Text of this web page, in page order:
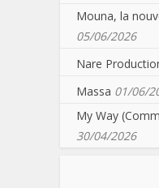
Mouna, la
05/06/2026
Nare
Massa 01/06/
My Way
30/04/2026